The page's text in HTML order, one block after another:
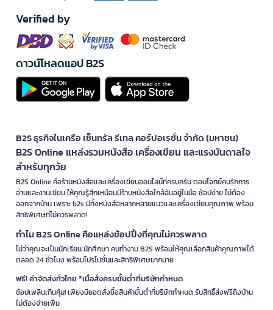
Verified by
ดาวน์โหลดแอป B2S
B2S ธุรกิจในเครือ เซ็นทรัล รีเทล คอร์ปอเรชั่น จำกัด (มหาชน)
B2S Online แหล่งรวมหนังสือ เครื่องเขียน และแรงบันดาลใจ
สำหรับทุกวัย
B2S Online คือร้านหนังสือและเครื่องเขียนออนไลน์ที่ครบครัน ตอบโจทย์คนรักการ
อ่านและงานเขียน ให้คุณรู้สึกเหมือนมีร้านหนังสือใกล้ฉันอยู่ในมือ ช้อปง่าย ไม่ต้อง
ออกจากบ้าน เพราะ b2s มีทั้งหนังสือหลากหลายแนวและเครื่องเขียนคุณภาพ พร้อม
สิทธิพิเศษที่ไม่ควรพลาด!
ทำไม B2S Online คือแหล่งช้อปปิ้งที่คุณไม่ควรพลาด
ไม่ว่าคุณจะเป็นนักเรียน นักศึกษา คนทำงาน B2S พร้อมให้คุณเลือกสินค้าคุณภาพได้
ตลอด 24 ชั่วโมง พร้อมโปรโมชั่นและสิทธิพิเศษมากมาย
ฟรี! ค่าจัดส่งทั่วไทย *เมื่อสั่งครบขั้นต่ำที่บริษัทกำหนด
ช้อปเพลินเกินคุ้ม! เพียงมียอดสั่งซื้อสินค้าขั้นต่ำที่บริษัทกำหนด รับสิทธิ์ส่งฟรีถึงบ้าน
ไม่ต้องจ่ายเพิ่ม